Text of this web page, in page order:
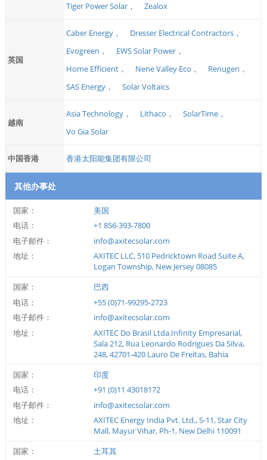
Tiger Power Solar，
Zealox
英国
Caber Energy，
Dresser Electrical Contractors，
Evogreen，
EWS Solar Power，
Home Efficient，
Nene Valley Eco，
Renugen，
SAS Energy，
Solar Voltaics
越南
Asia Technology， Lithaco，
SolarTime，
Vo Gia Solar
中国香港 香港太阳能集团有限公司
其他办事处
国家：
美国
电话：
+1 856-393-7800
电子邮件：
info@axitecsolar.com
地址：
AXITEC LLC, 510 Pedricktown Road Suite A,
Logan Township, New Jersey 08085
国家：
巴西
电话：
+55 (0)71-99295-2723
电子邮件：
info@axitecsolar.com
地址：
AXITEC Do Brasil Ltda.Infinity Empresarial,
Sala 212, Rua Leonardo Rodrigues Da Silva,
248, 42701-420 Lauro De Freitas, Bahia
国家：
印度
电话：
+91 (0)11 43018172
电子邮件：
info@axitecsolar.com
地址：
AXITEC Energy India Pvt. Ltd., S-11, Star City
Mall, Mayur Vihar, Ph-1, New Delhi 110091
国家：
土耳其